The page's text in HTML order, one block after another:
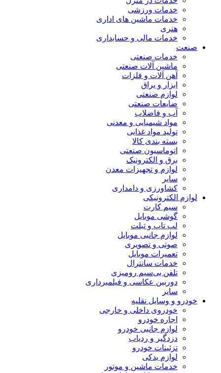
خدمات ورزشی
خدمات ماشین های اداری
هنری
خدمات مالی و حسابداری
صنعت
خدمات صنعتی
ماشین آلات صنعتی
آهن آلات و فلزات
ابزار و یراق
لوازم صنعتی
ضایعات صنعتی
آب و فاضلاب
مواد شیمیایی و معدنی
تولید مواد غذایی
بسته بندی کالا
اتوماسیون صنعتی
برق و الکترونیک
لوازم و تجهیزات معدن
سایر
کشاورزی و دامداری
لوازم الکترونیکی
سیم کارت
گوشی موبایل
لپ تاپ و تبلت
لوازم جانبی موبایل
صوتی و تصویری
تعمیرات موبایل
خدمات سانترال
تلفن بی‌سیم رومیزی
دوربین عکاسی و فیلمبرداری
سایر
خودرو و وسایل نقلیه
خودروی داخلی و خارجی
اجاره خودرو
لوازم جانبی خودرو
دزدگیر و ردیاب
تزئینات خودرو
لوازم یدکی
خدمات ماشین و موتور